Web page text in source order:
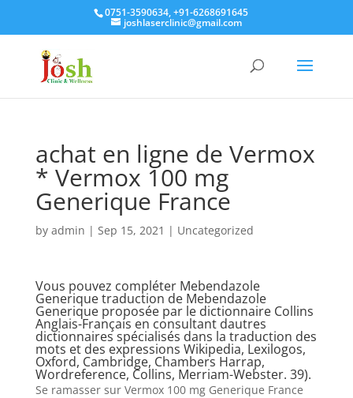
0751-3590634, +91-6268691645
joshlaserclinic@gmail.com
achat en ligne de Vermox
* Vermox 100 mg
Generique France
by admin | Sep 15, 2021 | Uncategorized
Vous pouvez compléter Mebendazole
Generique traduction de Mebendazole
Generique proposée par le dictionnaire Collins
Anglais-Français en consultant dautres
dictionnaires spécialisés dans la traduction des
mots et des expressions Wikipedia, Lexilogos,
Oxford, Cambridge, Chambers Harrap,
Wordreference, Collins, Merriam-Webster. 39).
Se ramasser sur Vermox 100 mg Generique France